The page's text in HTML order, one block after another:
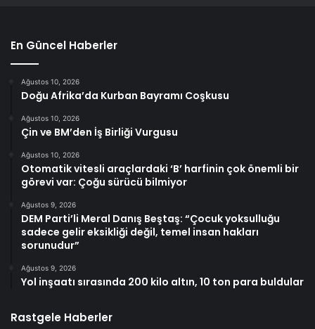
En Güncel Haberler
Ağustos 10, 2026
Doğu Afrika’da Kurban Bayramı Coşkusu
Ağustos 10, 2026
Çin ve BM’den İş Birliği Vurgusu
Ağustos 10, 2026
Otomatik vitesli araçlardaki ‘B’ harfinin çok önemli bir
görevi var: Çoğu sürücü bilmiyor
Ağustos 9, 2026
DEM Parti’li Meral Danış Beştaş: “Çocuk yoksulluğu
sadece gelir eksikliği değil, temel insan hakları
sorunudur”
Ağustos 9, 2026
Yol inşaatı sırasında 200 kilo altın, 10 ton para buldular
Rastgele Haberler